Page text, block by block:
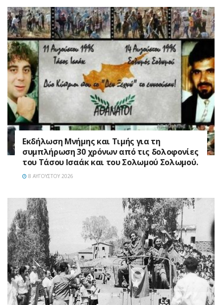
Εκδήλωση Μνήμης και Τιμής για τη
συμπλήρωση 30 χρόνων από τις δολοφονίες
του Τάσου Ισαάκ και του Σολωμού Σολωμού.
8 ΑΥΓΟΎΣΤΟΥ 2026